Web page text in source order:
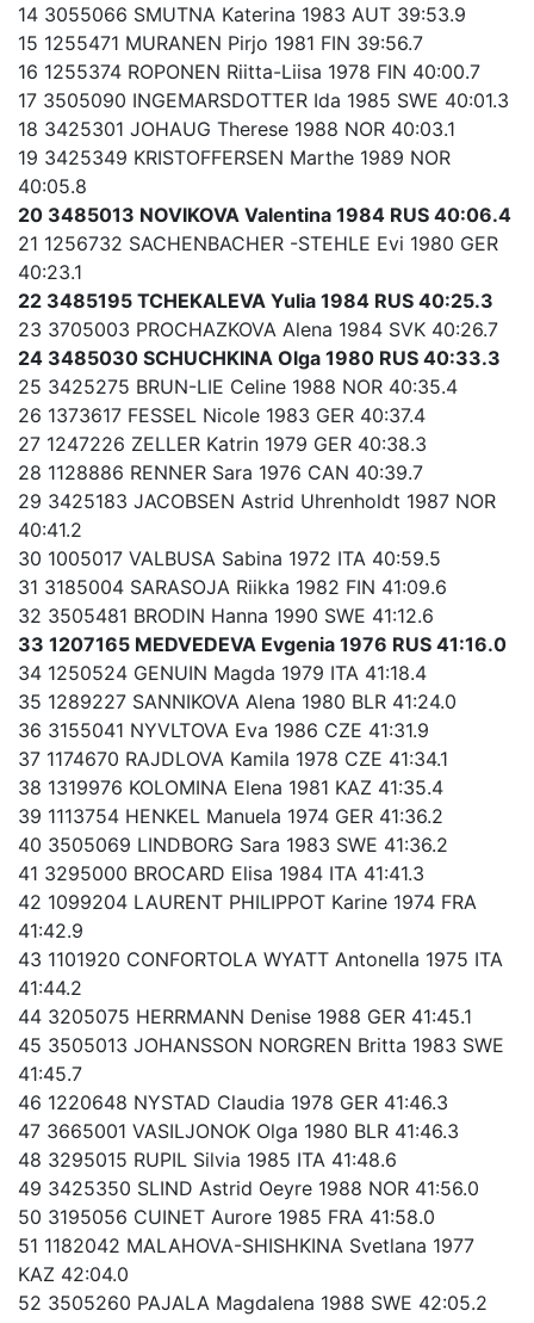
14 3055066 SMUTNA Katerina 1983 AUT 39:53.9
15 1255471 MURANEN Pirjo 1981 FIN 39:56.7
16 1255374 ROPONEN Riitta-Liisa 1978 FIN 40:00.7
17 3505090 INGEMARSDOTTER Ida 1985 SWE 40:01.3
18 3425301 JOHAUG Therese 1988 NOR 40:03.1
19 3425349 KRISTOFFERSEN Marthe 1989 NOR
40:05.8
20 3485013 NOVIKOVA Valentina 1984 RUS 40:06.4
21 1256732 SACHENBACHER -STEHLE Evi 1980 GER
40:23.1
22 3485195 TCHEKALEVA Yulia 1984 RUS 40:25.3
23 3705003 PROCHAZKOVA Alena 1984 SVK 40:26.7
24 3485030 SCHUCHKINA Olga 1980 RUS 40:33.3
25 3425275 BRUN-LIE Celine 1988 NOR 40:35.4
26 1373617 FESSEL Nicole 1983 GER 40:37.4
27 1247226 ZELLER Katrin 1979 GER 40:38.3
28 1128886 RENNER Sara 1976 CAN 40:39.7
29 3425183 JACOBSEN Astrid Uhrenholdt 1987 NOR
40:41.2
30 1005017 VALBUSA Sabina 1972 ITA 40:59.5
31 3185004 SARASOJA Riikka 1982 FIN 41:09.6
32 3505481 BRODIN Hanna 1990 SWE 41:12.6
33 1207165 MEDVEDEVA Evgenia 1976 RUS 41:16.0
34 1250524 GENUIN Magda 1979 ITA 41:18.4
35 1289227 SANNIKOVA Alena 1980 BLR 41:24.0
36 3155041 NYVLTOVA Eva 1986 CZE 41:31.9
37 1174670 RAJDLOVA Kamila 1978 CZE 41:34.1
38 1319976 KOLOMINA Elena 1981 KAZ 41:35.4
39 1113754 HENKEL Manuela 1974 GER 41:36.2
40 3505069 LINDBORG Sara 1983 SWE 41:36.2
41 3295000 BROCARD Elisa 1984 ITA 41:41.3
42 1099204 LAURENT PHILIPPOT Karine 1974 FRA
41:42.9
43 1101920 CONFORTOLA WYATT Antonella 1975 ITA
41:44.2
44 3205075 HERRMANN Denise 1988 GER 41:45.1
45 3505013 JOHANSSON NORGREN Britta 1983 SWE
41:45.7
46 1220648 NYSTAD Claudia 1978 GER 41:46.3
47 3665001 VASILJONOK Olga 1980 BLR 41:46.3
48 3295015 RUPIL Silvia 1985 ITA 41:48.6
49 3425350 SLIND Astrid Oeyre 1988 NOR 41:56.0
50 3195056 CUINET Aurore 1985 FRA 41:58.0
51 1182042 MALAHOVA-SHISHKINA Svetlana 1977
KAZ 42:04.0
52 3505260 PAJALA Magdalena 1988 SWE 42:05.2